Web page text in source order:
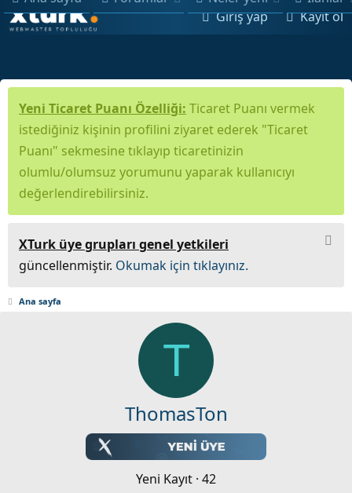
Giriş yap Kayıt ol
Yeni Ticaret Puanı Özelliği: Ticaret Puanı vermek
istediğiniz kişinin profilini ziyaret ederek "Ticaret
Puanı" sekmesine tıklayıp ticaretinizin
olumlu/olumsuz yorumunu yaparak kullanıcıyı
değerlendirebilirsiniz.
XTurk üye grupları genel yetkileri
güncellenmiştir. Okumak için tıklayınız.
Ana sayfa
T
ThomasTon
Yeni Kayıt · 42